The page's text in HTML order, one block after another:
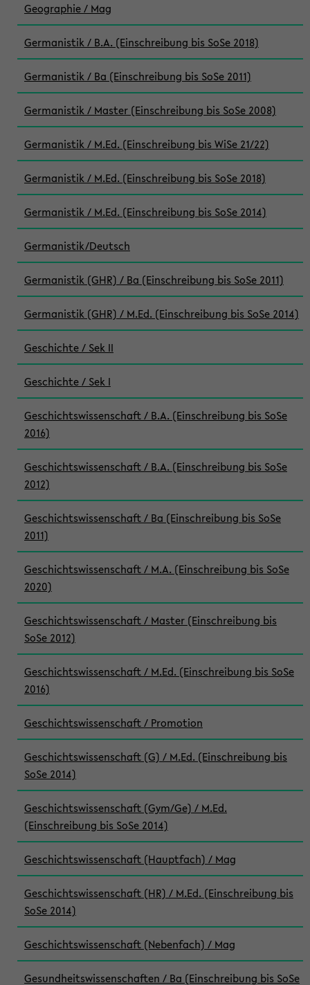
Geographie / Mag
Germanistik / B.A. (Einschreibung bis SoSe 2018)
Germanistik / Ba (Einschreibung bis SoSe 2011)
Germanistik / Master (Einschreibung bis SoSe 2008)
Germanistik / M.Ed. (Einschreibung bis WiSe 21/22)
Germanistik / M.Ed. (Einschreibung bis SoSe 2018)
Germanistik / M.Ed. (Einschreibung bis SoSe 2014)
Germanistik/Deutsch
Germanistik (GHR) / Ba (Einschreibung bis SoSe 2011)
Germanistik (GHR) / M.Ed. (Einschreibung bis SoSe 2014)
Geschichte / Sek II
Geschichte / Sek I
Geschichtswissenschaft / B.A. (Einschreibung bis SoSe
2016)
Geschichtswissenschaft / B.A. (Einschreibung bis SoSe
2012)
Geschichtswissenschaft / Ba (Einschreibung bis SoSe
2011)
Geschichtswissenschaft / M.A. (Einschreibung bis SoSe
2020)
Geschichtswissenschaft / Master (Einschreibung bis
SoSe 2012)
Geschichtswissenschaft / M.Ed. (Einschreibung bis SoSe
2016)
Geschichtswissenschaft / Promotion
Geschichtswissenschaft (G) / M.Ed. (Einschreibung bis
SoSe 2014)
Geschichtswissenschaft (Gym/Ge) / M.Ed.
(Einschreibung bis SoSe 2014)
Geschichtswissenschaft (Hauptfach) / Mag
Geschichtswissenschaft (HR) / M.Ed. (Einschreibung bis
SoSe 2014)
Geschichtswissenschaft (Nebenfach) / Mag
Gesundheitswissenschaften / Ba (Einschreibung bis SoSe